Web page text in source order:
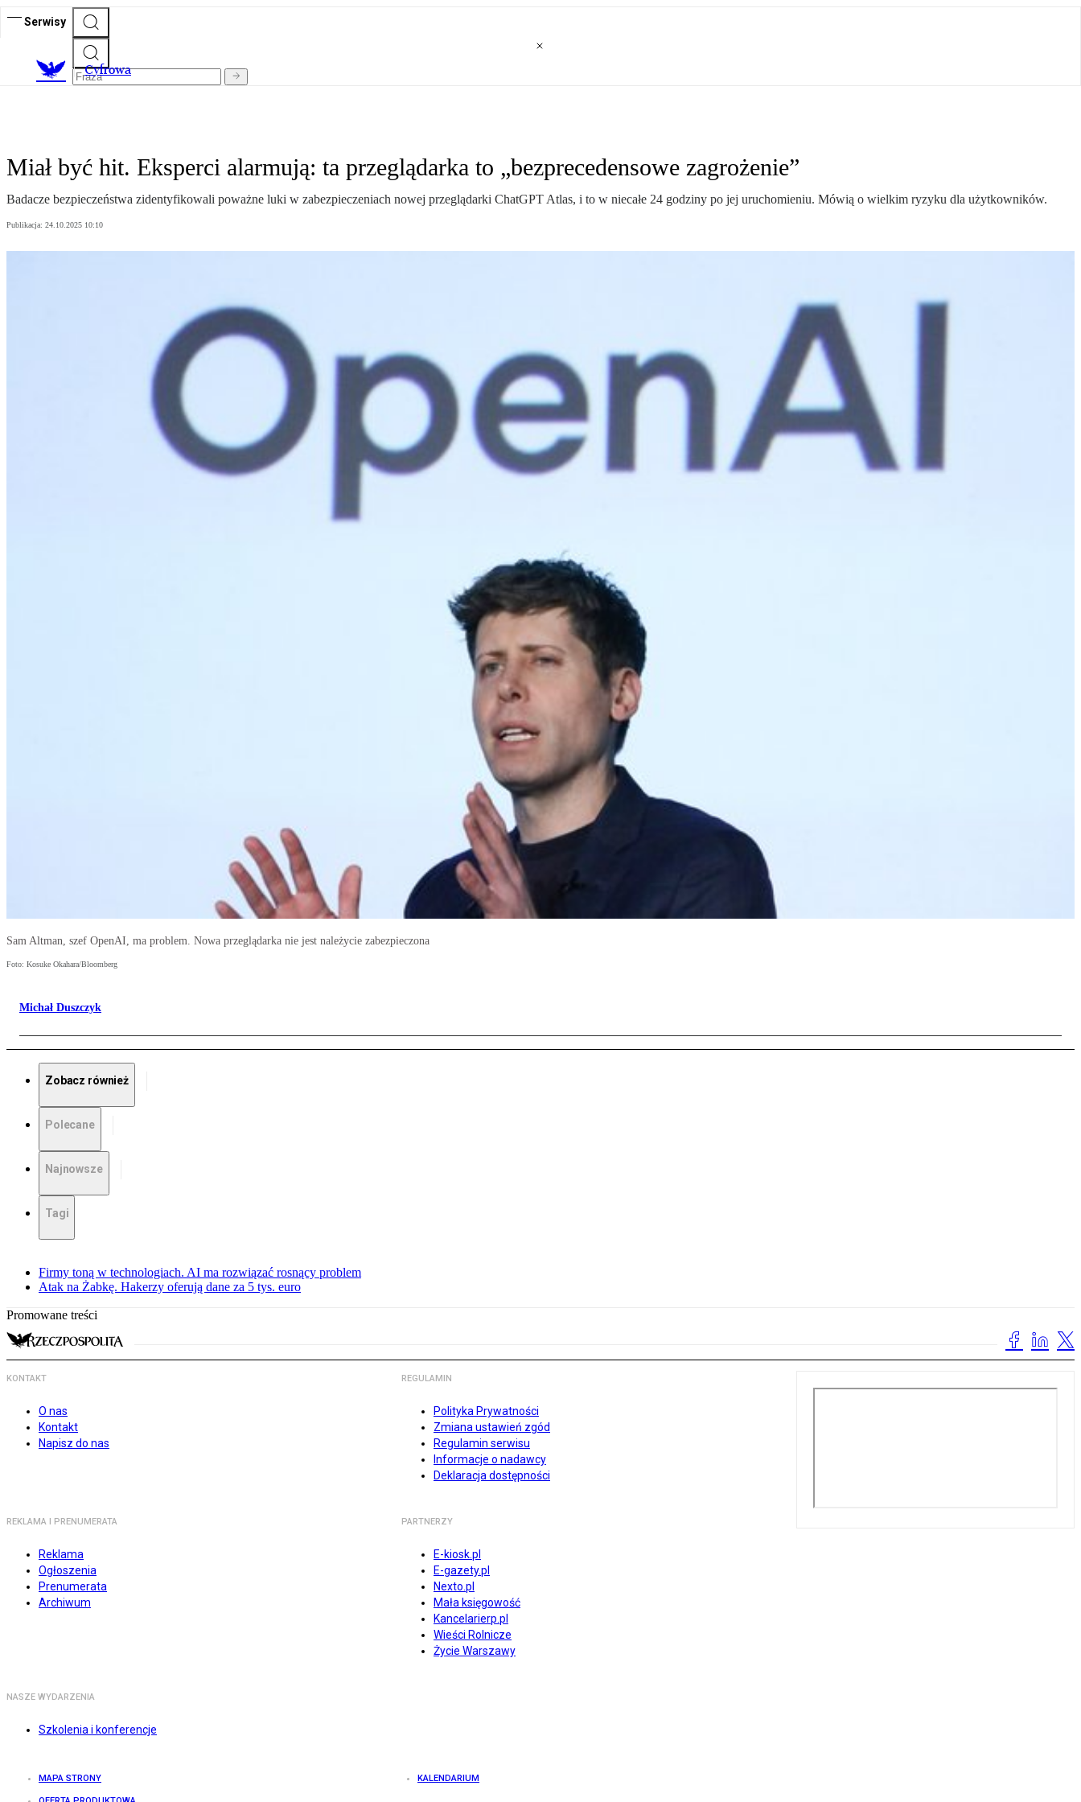
Serwisy
Cyfrowa
Miał być hit. Eksperci alarmują: ta przeglądarka to „bezprecedensowe zagrożenie”
Badacze bezpieczeństwa zidentyfikowali poważne luki w zabezpieczeniach nowej przeglądarki ChatGPT Atlas, i to w niecałe 24 godziny po jej uruchomieniu. Mówią o wielkim ryzyku dla użytkowników.
Publikacja: 24.10.2025 10:10
Sam Altman, szef OpenAI, ma problem. Nowa przeglądarka nie jest należycie zabezpieczona
Foto: Kosuke Okahara/Bloomberg
Michał Duszczyk
Zobacz również
Polecane
Najnowsze
Tagi
Firmy toną w technologiach. AI ma rozwiązać rosnący problem
Atak na Żabkę. Hakerzy oferują dane za 5 tys. euro
Promowane treści
KONTAKT
O nas
Kontakt
Napisz do nas
REGULAMIN
Polityka Prywatności
Zmiana ustawień zgód
Regulamin serwisu
Informacje o nadawcy
Deklaracja dostępności
REKLAMA I PRENUMERATA
Reklama
Ogłoszenia
Prenumerata
Archiwum
PARTNERZY
E-kiosk.pl
E-gazety.pl
Nexto.pl
Mała księgowość
Kancelarierp.pl
Wieści Rolnicze
Życie Warszawy
NASZE WYDARZENIA
Szkolenia i konferencje
MAPA STRONY KALENDARIUM